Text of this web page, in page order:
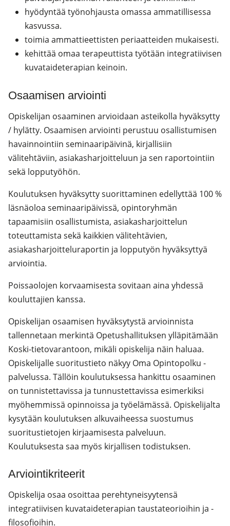
hyödyntää työnohjausta omassa ammatillisessa
kasvussa.
toimia ammattieettisten periaatteiden mukaisesti.
kehittää omaa terapeuttista työtään integratiivisen
kuvataideterapian keinoin.
Osaamisen arviointi
Opiskelijan osaaminen arvioidaan asteikolla hyväksytty
/ hylätty. Osaamisen arviointi perustuu osallistumisen
havainnointiin seminaaripäivinä, kirjallisiin
välitehtäviin, asiakasharjoitteluun ja sen raportointiin
sekä lopputyöhön.
Koulutuksen hyväksytty suorittaminen edellyttää 100 %
läsnäoloa seminaaripäivissä, opintoryhmän
tapaamisiin osallistumista, asiakasharjoittelun
toteuttamista sekä kaikkien välitehtävien,
asiakasharjoitteluraportin ja lopputyön hyväksyttyä
arviointia.
Poissaolojen korvaamisesta sovitaan aina yhdessä
kouluttajien kanssa.
Opiskelijan osaamisen hyväksytystä arvioinnista
tallennetaan merkintä Opetushallituksen ylläpitämään
Koski-tietovarantoon, mikäli opiskelija näin haluaa.
Opiskelijalle suoritustieto näkyy Oma Opintopolku -
palvelussa. Tällöin koulutuksessa hankittu osaaminen
on tunnistettavissa ja tunnustettavissa esimerkiksi
myöhemmissä opinnoissa ja työelämässä. Opiskelijalta
kysytään koulutuksen alkuvaiheessa suostumus
suoritustietojen kirjaamisesta palveluun.
Koulutuksesta saa myös kirjallisen todistuksen.
Arviointikriteerit
Opiskelija osaa osoittaa perehtyneisyytensä
integratiivisen kuvataideterapian taustateorioihin ja -
filosofioihin.